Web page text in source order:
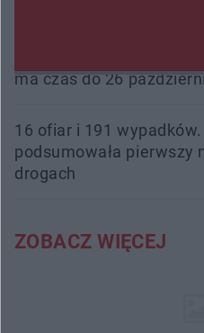
ma czas do 26
16 ofiar i 191
podsumowała pierwszy
drogach
ZOBACZ WIĘCEJ